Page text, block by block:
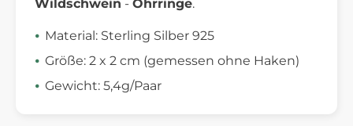
Wildschwein - Ohrringe.
Material: Sterling Silber 925
Größe: 2 x 2 cm (gemessen ohne Haken)
Gewicht: 5,4g/Paar